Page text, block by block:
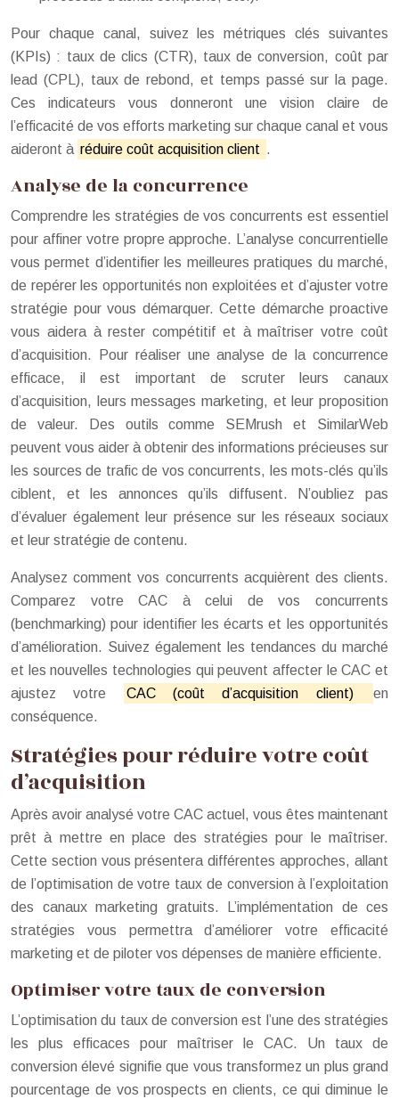
Pour chaque canal, suivez les métriques clés suivantes
(KPIs) : taux de clics (CTR), taux de conversion, coût par
lead (CPL), taux de rebond, et temps passé sur la page.
Ces indicateurs vous donneront une vision claire de
l’efficacité de vos efforts marketing sur chaque canal et vous
aideront à réduire coût acquisition client .
Analyse de la concurrence
Comprendre les stratégies de vos concurrents est essentiel
pour affiner votre propre approche. L’analyse concurrentielle
vous permet d’identifier les meilleures pratiques du marché,
de repérer les opportunités non exploitées et d’ajuster votre
stratégie pour vous démarquer. Cette démarche proactive
vous aidera à rester compétitif et à maîtriser votre coût
d’acquisition. Pour réaliser une analyse de la concurrence
efficace, il est important de scruter leurs canaux
d’acquisition, leurs messages marketing, et leur proposition
de valeur. Des outils comme SEMrush et SimilarWeb
peuvent vous aider à obtenir des informations précieuses sur
les sources de trafic de vos concurrents, les mots-clés qu’ils
ciblent, et les annonces qu’ils diffusent. N’oubliez pas
d’évaluer également leur présence sur les réseaux sociaux
et leur stratégie de contenu.
Analysez comment vos concurrents acquièrent des clients.
Comparez votre CAC à celui de vos concurrents
(benchmarking) pour identifier les écarts et les opportunités
d’amélioration. Suivez également les tendances du marché
et les nouvelles technologies qui peuvent affecter le CAC et
ajustez votre
CAC (coût d’acquisition client)
en
conséquence.
Stratégies pour réduire votre coût
d’acquisition
Après avoir analysé votre CAC actuel, vous êtes maintenant
prêt à mettre en place des stratégies pour le maîtriser.
Cette section vous présentera différentes approches, allant
de l’optimisation de votre taux de conversion à l’exploitation
des canaux marketing gratuits. L’implémentation de ces
stratégies vous permettra d’améliorer votre efficacité
marketing et de piloter vos dépenses de manière efficiente.
Optimiser votre taux de conversion
L’optimisation du taux de conversion est l’une des stratégies
les plus efficaces pour maîtriser le CAC. Un taux de
conversion élevé signifie que vous transformez un plus grand
pourcentage de vos prospects en clients, ce qui diminue le